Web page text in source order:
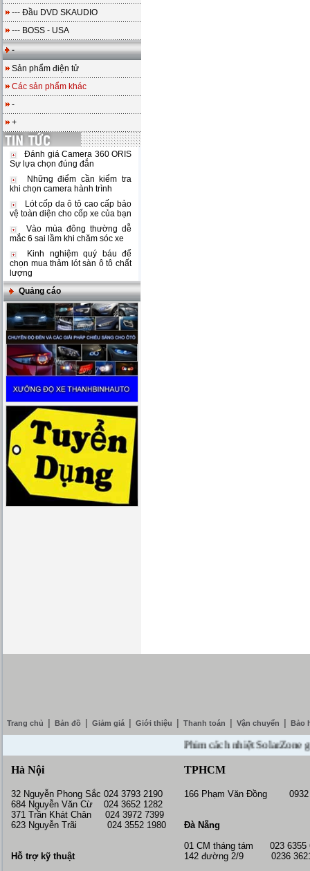
--- Đầu DVD SKAUDIO
--- BOSS - USA
-
Sản phẩm điện tử
Các sản phẩm khác
-
+
Đánh giá Camera 360 ORIS
Sự lựa chọn đúng đắn
Những điểm cần kiểm tra
khi chọn camera hành trình
Lót cốp da ô tô cao cấp bảo
vệ toàn diện cho cốp xe của bạn
Vào mùa đông thường dễ
mắc 6 sai lầm khi chăm sóc xe
Kinh nghiệm quý báu để
chọn mua thảm lót sàn ô tô chất
lượng
Quảng cáo
Trang chủ Bản đồ Giảm giá Giới thiệu Thanh toán Vận chuyển Bảo
Phim cách nhiệt SolarZone
Hà Nội
32 Nguyễn Phong Sắc 024 3793 2190
684 Nguyễn Văn Cừ 024 3652 1282
371 Trần Khát Chân 024 3972 7399
623 Nguyễn Trãi 024 3552 1980
Hỗ trợ kỹ thuật
TPHCM
166 Phạm Văn Đồng 0932
Đà Nẵng
01 CM tháng tám 023 6355
142 đường 2/9 0236